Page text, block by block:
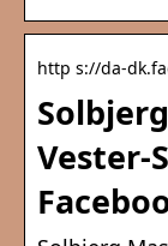
http s://da-
Vester-